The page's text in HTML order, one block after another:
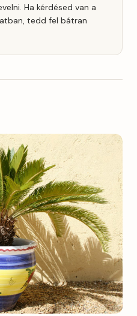
Ha kérdésed van a
tedd fel bátran